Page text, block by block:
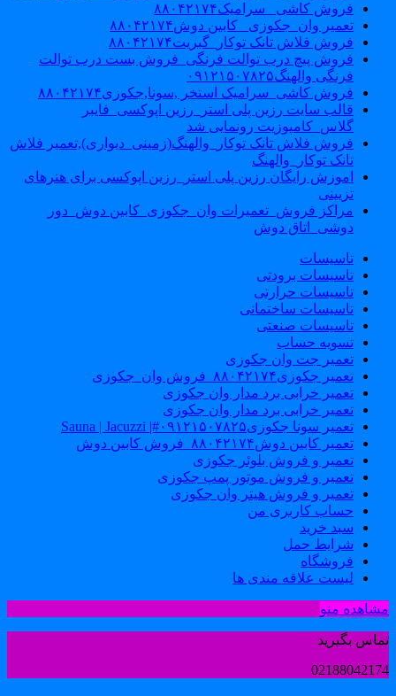
فروش کاشی _سرامیک۸۸۰۴۲۱۷۴
تعمیر وان_جکوزی_ کابین دوش۸۸۰۴۲۱۷۴
فروش فلاش تانک توکار_گبریت۸۸۰۴۲۱۷۴
فروش پیچ درب توالت فرنگی_فروش بست درب توالت
فرنگی والهنگ۰۹۱۲۱۵۰۷۸۲۵
فروش کاشی_سرامیک استخر ,سونا,جکوزی۸۸۰۴۲۱۷۴
قالب سایت رزین پلی استر_رزین اپوکسی_فایبر
گلاس_کامپوزیت رونمایی شد
فروش فلاش تانک توکار_والهنگ(زمینی_دیواری),تعمیر فلاش
تانک توکار_والهنگ
اموزش رایگان رزین پلی استر_رزین اپوکسی برای هنرهای
تزیینی
مراکز فروش_تعمیرات وان_جکوزی_کابین دوش_دور
دوشی_اتاق دوش
تاسیسات
تاسیسات برودتی
تاسیسات حرارتی
تاسیسات ساختمانی
تاسیسات صنعتی
تسویه حساب
تعمیر جت وان جکوزی
تعمیر جکوزی۸۸۰۴۲۱۷۴_فروش وان_جکوزی
تعمیر خرابی برد مدار وان جکوزی
تعمیر خرابی برد مدار وان جکوزی
تعمیر سونا جکوزی۰۹۱۲۱۵۰۷۸۲۵#| Sauna | Jacuzzi
تعمیر کابین دوش۸۸۰۴۲۱۷۴_فروش کابین دوش
تعمیر و فروش بلوئر جکوزی
تعمیر و فروش موتور پمپ جکوزی
تعمیر و فروش هیتر وان جکوزی
حساب کاربری من
سبد خرید
شرایط حمل
فروشگاه
لیست علاقه مندی ها
منو
بگیرید